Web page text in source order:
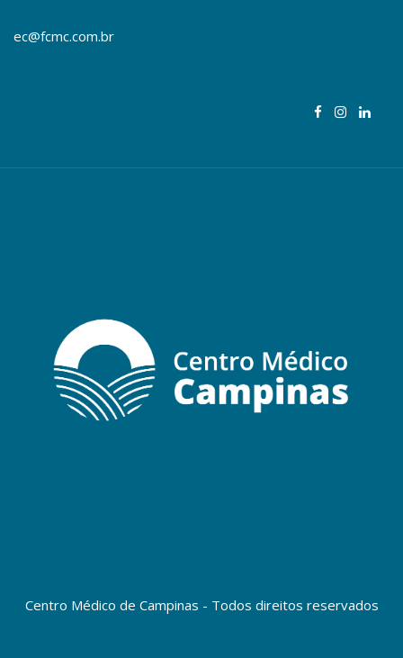
ec@fcmc.com.br
Centro Médico de Campinas - Todos direitos reservados